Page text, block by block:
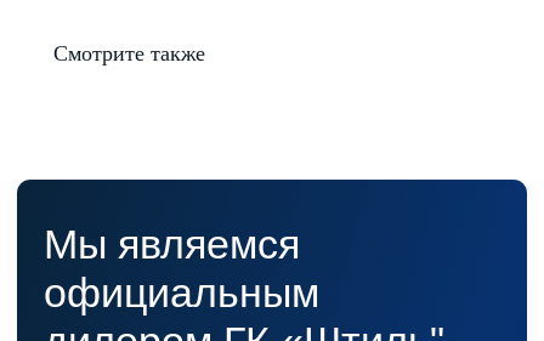
Смотрите также
Адрес:
Информация, размещенная на сайте,
не является публичной офертой
© 2021-2026 Официальный дилер «Штиль»
Политика конфиденциальности